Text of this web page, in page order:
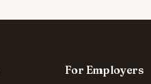
For Employers